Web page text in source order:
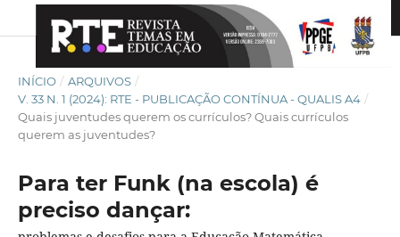
INÍCIO / ARQUIVOS /
V. 33 N. 1 (2024): RTE - PUBLICAÇÃO CONTÍNUA - QUALIS A4 /
Quais juventudes querem os currículos? Quais currículos
querem as juventudes?
Para ter Funk (na escola) é
preciso dançar: